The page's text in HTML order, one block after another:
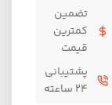
تضمین
کمترین
قیمت
پشتیبانی
۲۴ ساعته